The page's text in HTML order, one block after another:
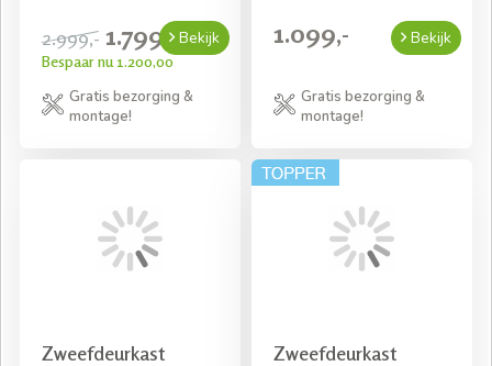
2.999,- 1.799,-
Bespaar nu 1.200,00
Bekijk
Gratis bezorging &
montage!
1.099,- Bekijk
Gratis bezorging &
montage!
Zweefdeurkast
Zweefdeurkast